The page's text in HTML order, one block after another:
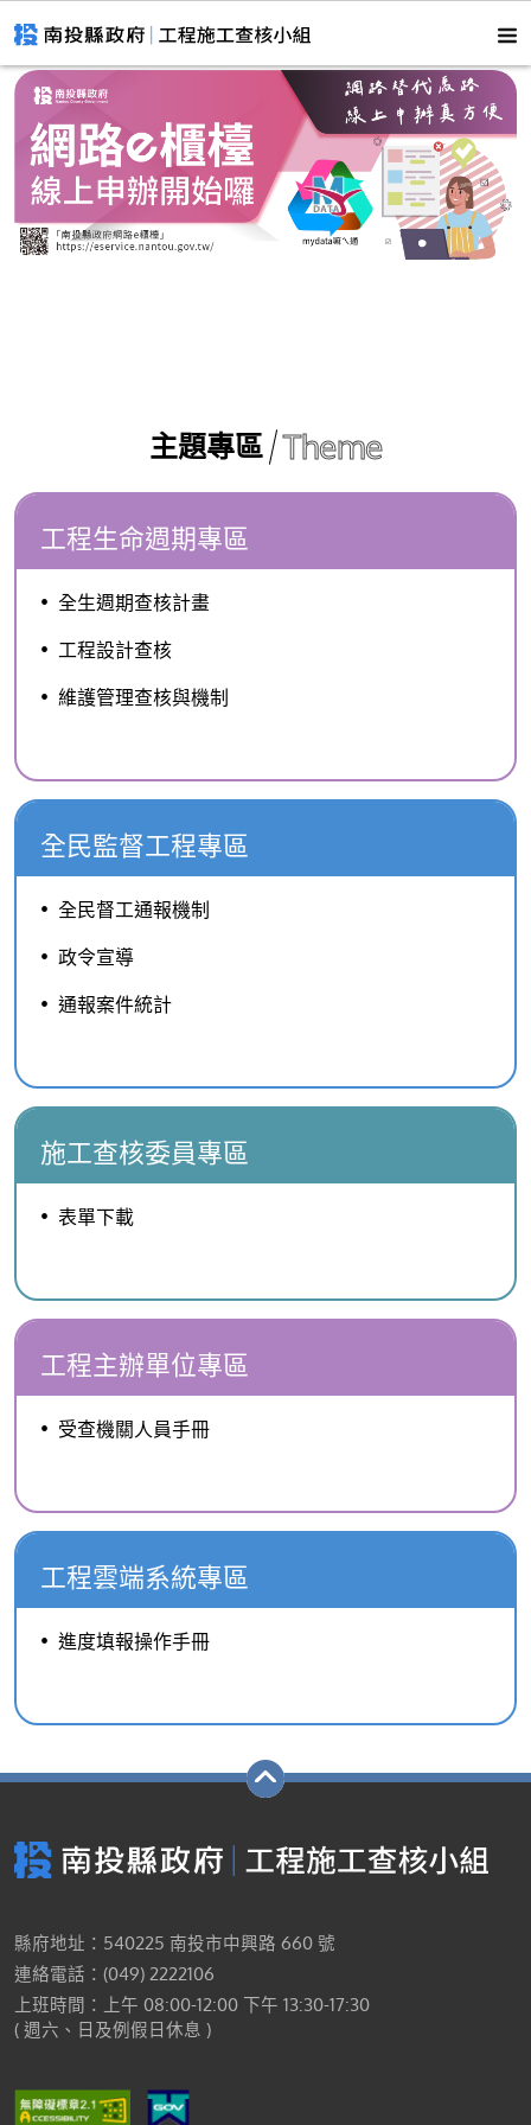
主題專區 Theme
工程生命週期專區
全生週期查核計畫
工程設計查核
維護管理查核與機制
全民監督工程專區
全民督工通報機制
政令宣導
通報案件統計
施工查核委員專區
表單下載
工程主辦單位專區
受查機關人員手冊
工程雲端系統專區
進度填報操作手冊
縣府地址：540225 南投市中興路 660 號
連絡電話：(049) 2222106
上班時間：上午 08:00-12:00 下午 13:30-17:30
( 週六、日及例假日休息 )